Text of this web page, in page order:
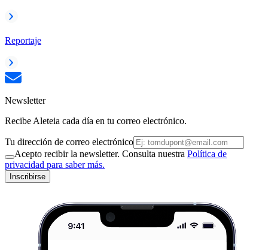
Reportaje
Newsletter
Recibe Aleteia cada día en tu correo electrónico.
Tu dirección de correo electrónico
Acepto recibir la newsletter. Consulta nuestra Política de
privacidad para saber más.
Inscribirse